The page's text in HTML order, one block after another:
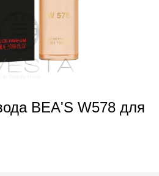
BEA'S W578 для